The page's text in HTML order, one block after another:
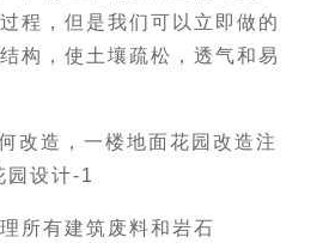
程，但是我们可以立即做的
构，使土壤疏松，透气和易
所有建筑废料和岩石